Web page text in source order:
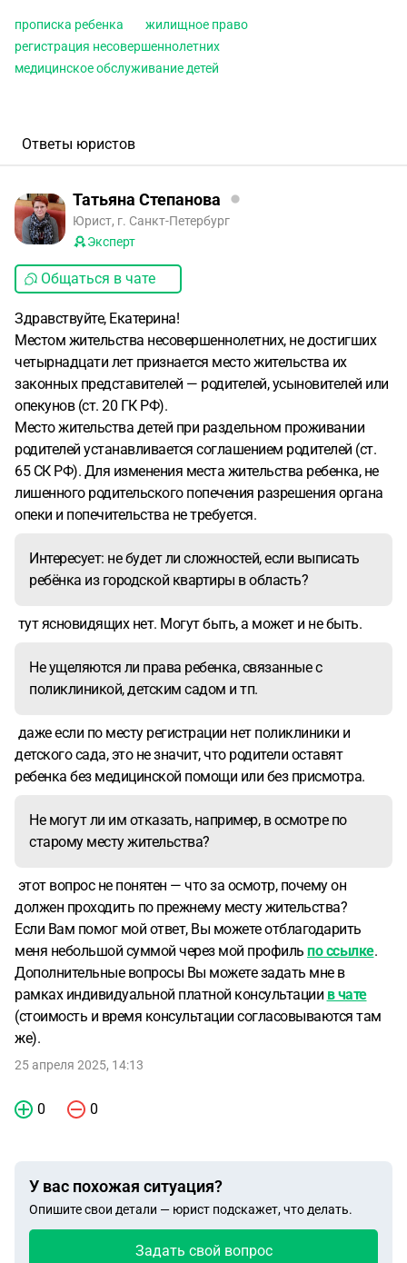
прописка ребенка
жилищное право
регистрация несовершеннолетних
медицинское обслуживание детей
Ответы юристов
Татьяна Степанова
Юрист, г. Санкт-Петербург
Эксперт
Общаться в чате
Здравствуйте, Екатерина!
Местом жительства несовершеннолетних, не достигших
четырнадцати лет признается место жительства их
законных представителей — родителей, усыновителей или
опекунов (ст. 20 ГК РФ).
Место жительства детей при раздельном проживании
родителей устанавливается соглашением родителей (ст.
65 СК РФ). Для изменения места жительства ребенка, не
лишенного родительского попечения разрешения органа
опеки и попечительства не требуется.
Интересует: не будет ли сложностей, если выписать
ребёнка из городской квартиры в область?
тут ясновидящих нет. Могут быть, а может и не быть.
Не ущеляются ли права ребенка, связанные с
поликлиникой, детским садом и тп.
даже если по месту регистрации нет поликлиники и
детского сада, это не значит, что родители оставят
ребенка без медицинской помощи или без присмотра.
Не могут ли им отказать, например, в осмотре по
старому месту жительства?
этот вопрос не понятен — что за осмотр, почему он
должен проходить по прежнему месту жительства?
Если Вам помог мой ответ, Вы можете отблагодарить
меня небольшой суммой через мой профиль по ссылке.
Дополнительные вопросы Вы можете задать мне в
рамках индивидуальной платной консультации в чате
(стоимость и время консультации согласовываются там
же).
25 апреля 2025, 14:13
0 0
У вас похожая ситуация?
Опишите свои детали — юрист подскажет, что делать.
Задать свой вопрос